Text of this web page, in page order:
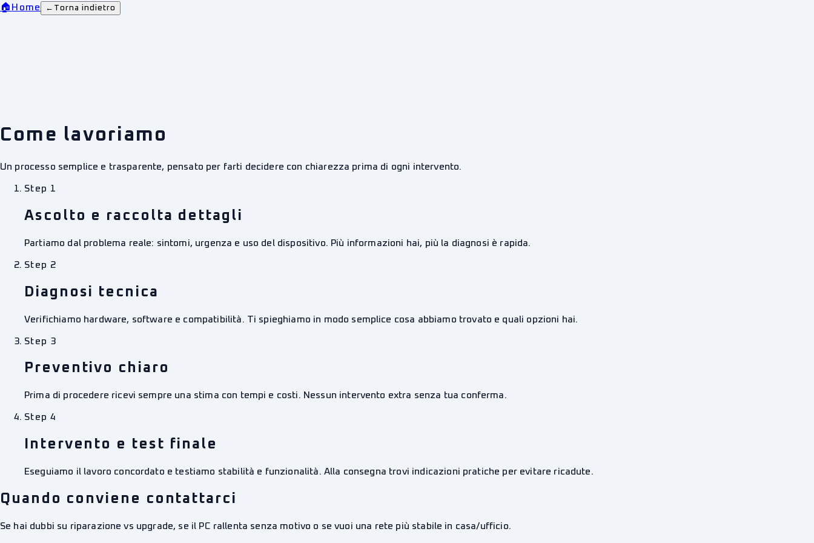
🏠 Home ← Torna indietro
Come lavoriamo
Un processo semplice e trasparente, pensato per farti decidere con chiarezza prima di ogni intervento.
Step 1
Ascolto e raccolta dettagli
Partiamo dal problema reale: sintomi, urgenza e uso del dispositivo. Più informazioni hai, più la diagnosi è rapida.
Step 2
Diagnosi tecnica
Verifichiamo hardware, software e compatibilità. Ti spieghiamo in modo semplice cosa abbiamo trovato e quali opzioni hai.
Step 3
Preventivo chiaro
Prima di procedere ricevi sempre una stima con tempi e costi. Nessun intervento extra senza tua conferma.
Step4
Intervento e test finale
Eseguiamo il lavoro concordato e testiamo stabilità e funzionalità. Alla consegna trovi indicazioni pratiche per evitare ricadute.
Quando conviene contattarci
Se hai dubbi su riparazione vs upgrade, se il PC rallenta senza motivo o se vuoi una rete più stabile in casa/ufficio.